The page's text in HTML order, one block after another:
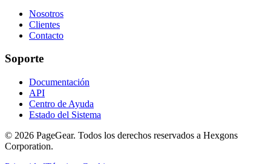
Nosotros
Clientes
Contacto
Soporte
Documentación
API
Centro de Ayuda
Estado del Sistema
© 2026 PageGear. Todos los derechos reservados a Hexgons
Corporation.